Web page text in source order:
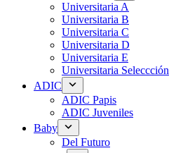
Universitaria A
Universitaria B
Universitaria C
Universitaria D
Universitaria E
Universitaria Seleccción
ADIC
ADIC Papis
ADIC Juveniles
Baby
Del Futuro